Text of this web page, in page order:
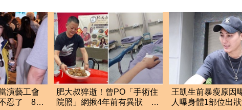
演藝工會
忍了 8字
肥大叔猝逝！曾PO「手術住
院照」網揪4年前有異狀 身
王凱生前暴瘦原因
人曝身體1部位出